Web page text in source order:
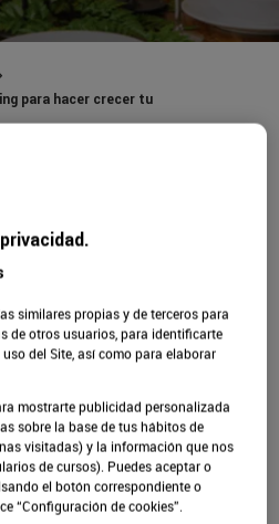
para hacer crecer tu negocio | Blog BIU
|Actualizado:
oportunidad
tu negocio
muy importantes para
para las empresas. Cada
la creatividad de las
para sobresalir según el
similares propias y de terceros para
de otros usuarios, para identificarte
del Site, así como para elaborar
mostrarte publicidad personalizada
sobre la base de tus hábitos de
visitadas) y la información que nos
de cursos). Puedes aceptar o
el botón correspondiente o
“Configuración de cookies”.